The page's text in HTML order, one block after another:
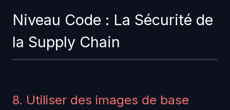
Niveau Code : La Sécurité de
la Supply Chain
8. Utiliser des images de base